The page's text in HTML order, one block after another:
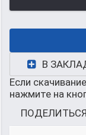
В
Если
нажмите на